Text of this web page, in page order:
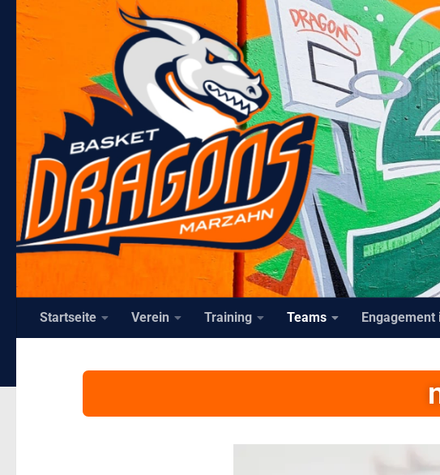
Unter dem Inhalt
Startseite Verein Training Teams Engagement